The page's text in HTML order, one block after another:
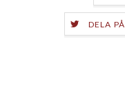
DELA